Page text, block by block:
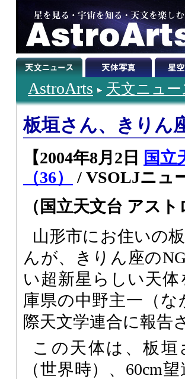
AstroArts 天文ニュー
板垣さん、きりん
【2004年8月2日
国立
（36）
/ VSOLJニュ
（国立天文台 アス
山形市にお住いの
んが、きりん座の
い超新星らしい天
庫県の中野主一（
際天文学連合に報告
この天体は、板垣
（世界時）、60cm